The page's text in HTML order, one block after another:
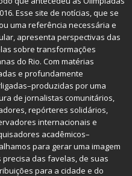
Esse site de notícias, que se
uma referência necessária e
apresenta perspectivas das
sobre transformações
do Rio. Com matérias
e profundamente
por uma
de jornalistas comunitários,
repórteres solidários,
internacionais e
acadêmicos–
para gerar uma imagem
precisa das favelas, de suas
para a cidade e do